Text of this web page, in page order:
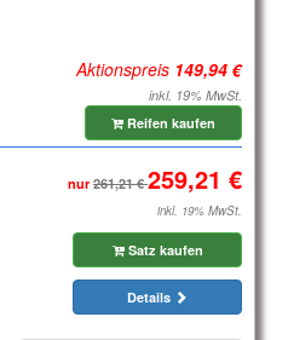
Aktionspreis
inkl. 19% MwSt.
Reifen kaufen
nur
inkl. 19% MwSt.
Satz kaufen
Details